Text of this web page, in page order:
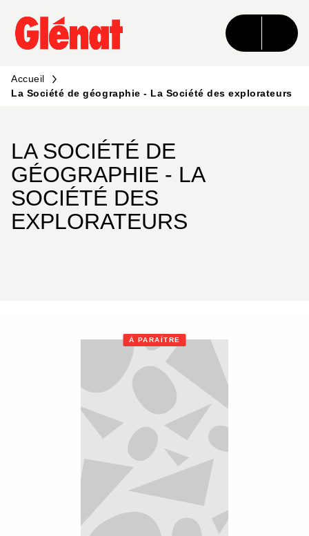
MENU RECHERCHE CONTENU
PIED DE PAGE
Accueil
La Société de géographie - La Société des explorateurs
LA SOCIÉTÉ DE
GÉOGRAPHIE - LA
SOCIÉTÉ DES
EXPLORATEURS
À PARAÎTRE